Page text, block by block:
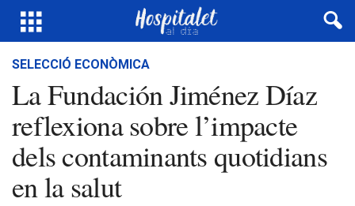
SELECCIÓ ECONÒMICA
La Fundación Jiménez Díaz
reflexiona sobre l’impacte
dels contaminants quotidians
en la salut